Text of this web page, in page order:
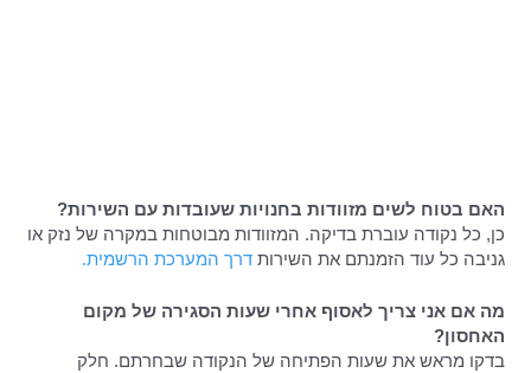
האם בטוח לשים מזוודות בחנויות שעובדות עם השירות?
כן, כל נקודה עוברת בדיקה. המזוודות מבוטחות במקרה של נזק או
גניבה כל עוד הזמנתם את השירותדרך המערכת הרשמית.
מה אם אני צריך לאסוף אחרי שעות הסגירה של מקום
האחסון?
בדקו מראש את שעות הפתיחה של הנקודה שבחרתם. חלק